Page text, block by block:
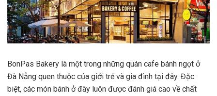
BonPas Bakery là một trong những quán cafe bánh ngọt ở
Đà Nẵng quen thuộc của giới trẻ và gia đình tại đây. Đặc
biệt, các món bánh ở đây luôn được đánh giá cao về chất